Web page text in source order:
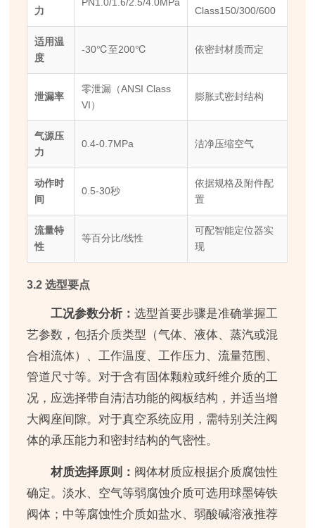
力
PN1.0/1.6/2.5/4.0MPa
Class150/300/600
适用温
度
-30℃至200℃ 依密封材质而定
泄漏率
零泄漏（ANSI Class
VI）
膨胀式密封结构
气源压
力
0.4-0.7MPa 洁净压缩空气
动作时
间
0.5-30秒
依据规格及附件配
置
流量特
性
等百分比/线性
可配智能定位器实
现
3.2 选型要点
工况参数分析：选型首要步骤是准确掌握工
艺参数，包括介质类型（气体、液体、蒸汽或混
合相流体）、工作温度、工作压力、流量范围、
管道尺寸等。对于含有固体颗粒或纤维介质的工
况，应选择带自清洁功能的阀板结构，并适当增
大阀座间隙。对于真空系统应用，需特别关注阀
体的承压能力和密封结构的气密性。
材质选择原则： 阀体材质应根据介质腐蚀性
确定。淡水、空气等弱腐蚀介质可选用球墨铸铁
阀体；中等腐蚀性介质如盐水、弱酸碱溶液推荐